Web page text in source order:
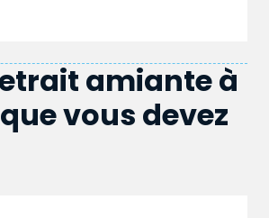
amiante à
vous devez